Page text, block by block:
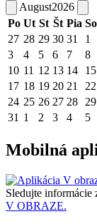
August2026
Po Ut St Št Pia So
27 28 29 30 31 1
3
4 5 6 7 8
10 11 12 13 14 15
17 18 19 20 21 22
24 25 26 27 28 29
31 1 2 3 4 5
Mobilná
Sledujte informácie
V OBRAZE.